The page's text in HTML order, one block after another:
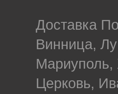
Доставка
Винница,
Церковь,